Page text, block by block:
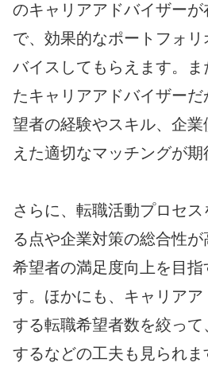
のキャリアアドバイザー
で、効果的なポートフォ
バイスしてもらえます。ま
たキャリアアドバイザー
望者の経験やスキル、企業
えた適切なマッチングが期
さらに、転職活動プロセ
る点や企業対策の総合性
希望者の満足度向上を目
す。ほかにも、キャリアア
する転職希望者数を絞っ
するなどの工夫も見られま